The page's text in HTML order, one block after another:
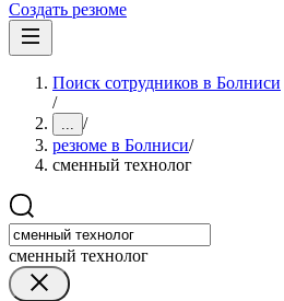
Создать резюме
Поиск сотрудников в Болниси
/
... /
резюме в Болниси/
сменный технолог
сменный технолог